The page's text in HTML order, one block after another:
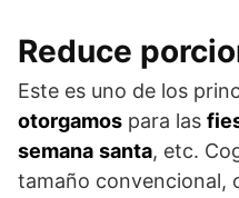
Reduce
Este es uno de los
otorgamos para las
semana santa, etc.
tamaño convencional,